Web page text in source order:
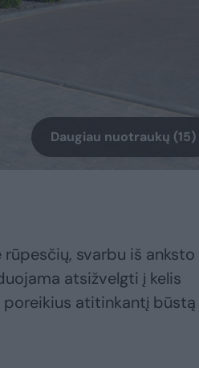
Daugiau nuotraukų (15)
svarbu iš anksto
atsižvelgti į kelis
atitinkantį būstą